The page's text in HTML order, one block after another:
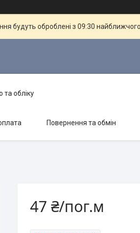
будуть оброблені з 09:30
обліку
Повернення та обмін
47 ₴/пог.м